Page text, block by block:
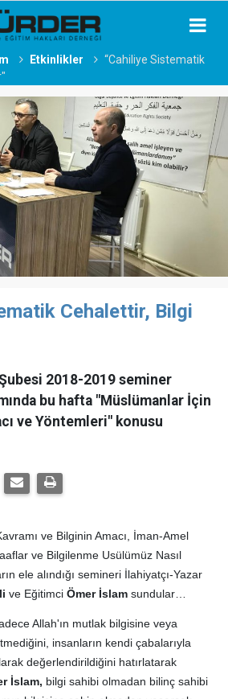
Etkinlikler
“Cahiliye Sistematik
Cehalettir, Bilgi
2018-2019 seminer
bu hafta "Müslümanlar İçin
ve Yöntemleri" konusu
ve Bilginin Amacı, İman-Amel
ve Bilgilenme Usülümüz Nasıl
ele alındığı semineri İlahiyatçı-Yazar
ve Eğitimci Ömer İslam sundular…
Allah'ın mutlak bilgisine veya
insanların kendi çabalarıyla
değerlendirildiğini hatırlatarak
İslam, bilgi sahibi olmadan bilinç sahibi